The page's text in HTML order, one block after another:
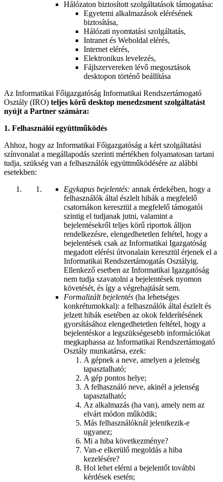
Hálózaton biztosított szolgáltatások támogatása:
Egyetemi alkalmazások elérésének
biztosítása,
Hálózati nyomtatási szolgáltatás,
Intranet és Weboldal elérés,
Internet elérés,
Elektronikus levelezés,
Fájlszervereken lévő megosztások
desktopon történő beállítása
Az Informatikai Főigazgatóság Informatikai Rendszertámogató
Osztály (IRO) teljes körű desktop menedzsment szolgáltatást
nyújt a Partner számára:
1. Felhasználói együttműködés
Ahhoz, hogy az Informatikai Főigazgatóság a kért szolgáltatási
színvonalat a megállapodás szerinti mértékben folyamatosan tartani
tudja, szükség van a felhasználók együttműködésére az alábbi
esetekben:
Egykapus bejelentés: annak érdekében, hogy a
felhasználók által észlelt hibák a megfelelő
csatornákon keresztül a megfelelő támogatói
szintig el tudjanak jutni, valamint a
bejelentésekről teljes körű riportok álljon
rendelkezésre, elengedhetetlen feltétel, hogy a
bejelentések csak az Informatikai Igazgatóság
megadott elérési útvonalain keresztül érjenek el a
Informatikai Rendszertámogatás Osztályig.
Ellenkező esetben az Informatikai Igazgatóság
nem tudja szavatolni a bejelentések nyomon
követését, és így a végrehajtását sem.
Formalizált bejelentés (ha lehetséges
konkrétumokkal): a felhasználók által észlelt és
jelzett hibák esetében az okok felderítésének
gyorsításához elengedhetetlen feltétel, hogy a
bejelentéskor a legszükségesebb információkat
megkaphassa az Informatikai Rendszertámogató
Osztály munkatársa, ezek:
A gépnek a neve, amelyen a jelenség
tapasztalható;
A gép pontos helye;
A felhasználó neve, akinél a jelenség
tapasztalható;
Az alkalmazás (ha van), amely nem az
elvárt módon működik;
Más felhasználóknál jelentkezik-e
ugyanez;
Mi a hiba következménye?
Van-e elkerülő megoldás a hiba
kezelésére?
Hol lehet elérni a bejelentőt további
kérdések esetén;